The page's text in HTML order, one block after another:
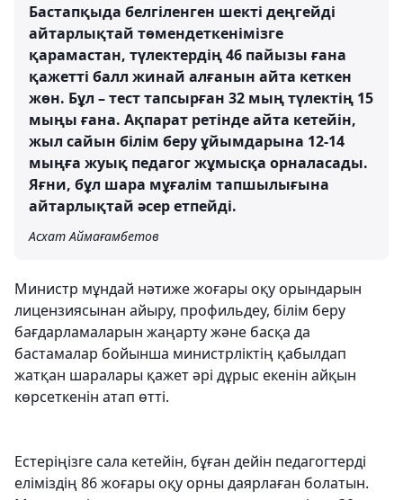
Бастапқыда белгіленген шекті деңгейді
айтарлықтай төмендеткенімізге
қарамастан, түлектердің 46 пайызы ғана
қажетті балл жинай алғанын айта кеткен
жөн. Бұл – тест тапсырған 32 мың түлектің 15
мыңы ғана. Ақпарат ретінде айта кетейін,
жыл сайын білім беру ұйымдарына 12-14
мыңға жуық педагог жұмысқа орналасады.
Яғни, бұл шара мұғалім тапшылығына
айтарлықтай әсер етпейді.
Асхат Аймағамбетов
Министр мұндай нәтиже жоғары оқу орындарын
лицензиясынан айыру, профильдеу, білім беру
бағдарламаларын жаңарту және басқа да
бастамалар бойынша министрліктің қабылдап
жатқан шаралары қажет әрі дұрыс екенін айқын
көрсеткенін атап өтті.
Естеріңізге сала кетейін, бұған дейін педагогтерді
еліміздің 86 жоғары оқу орны даярлаған болатын.